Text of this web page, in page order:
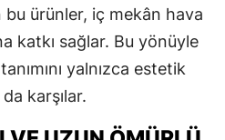
ürünler, iç mekân hava
katkı sağlar. Bu yönüyle
yalnızca estetik
karşılar.